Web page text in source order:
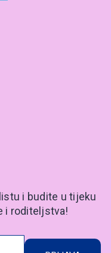
i budite u tijeku
i roditeljstva!